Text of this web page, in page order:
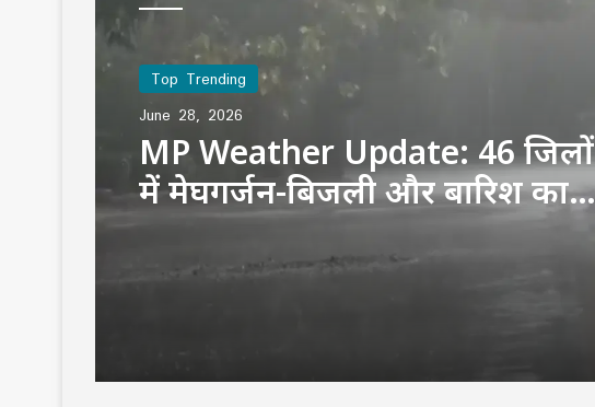
Top Trending
June 28, 2026
MP Weather Update: 46 जिलों
में मेघगर्जन-बिजली और बारिश का
अलर्ट, चलेगी तेज हवा, पूरे हफ्ते
जारी रहेगा वर्षा का दौर